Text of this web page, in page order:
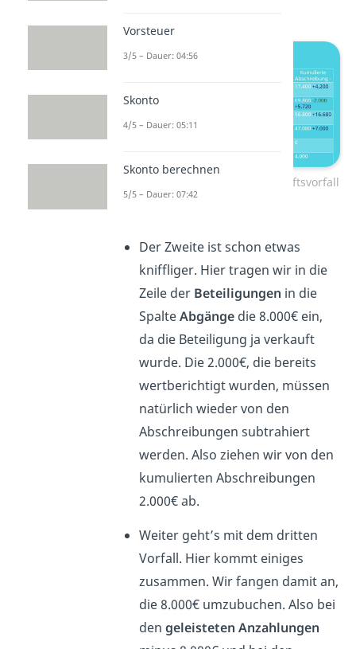
Beispiel Anlagenspiegel: Geschäftsvorfall
Der Zweite ist schon etwas
kniffliger. Hier tragen wir in die
Zeile der Beteiligungen in die
SpalteAbgänge die 8.000€ ein,
da die Beteiligung ja verkauft
wurde. Die 2.000€, die bereits
wertberichtigt wurden, müssen
natürlich wieder von den
Abschreibungen subtrahiert
werden. Also ziehen wir von den
kumulierten Abschreibungen
2.000€ ab.
Weiter geht’s mit dem dritten
Vorfall. Hier kommt einiges
zusammen. Wir fangen damit an,
die 8.000€ umzubuchen. Also bei
dengeleisteten Anzahlungen
Vorsteuer
3/5 – Dauer: 04:56
Skonto
4/5 – Dauer: 05:11
Skonto berechnen
5/5 – Dauer: 07:42